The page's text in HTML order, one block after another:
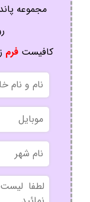
مجموعه
کافیستفرم
نام
و
نام
خانوادگی
موبایل
نام
شهر
بدون
عنوان